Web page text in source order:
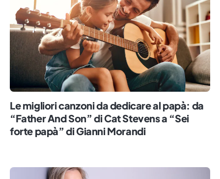
Le migliori canzoni da dedicare al papà: da
“Father And Son” di Cat Stevens a “Sei
forte papà” di Gianni Morandi